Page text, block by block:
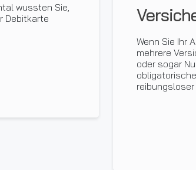
wussten Sie,
Debitkarte
Wenn Sie Ihr
mehrere
oder sogar
reibungsloser